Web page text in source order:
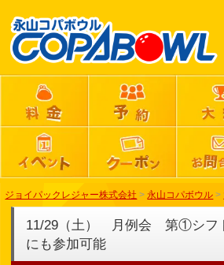
ジョイパックレジャー株式会社 > 永山コパボウル >
11/29（土） 月例会 第①シフ
にも参加可能